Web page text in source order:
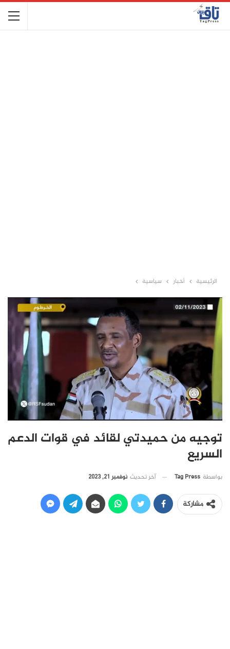
الرئيسية أخبار سياسية
توجيه من حميدتي لقائد في قوات الدعم
السريع
بواسطة Tag Press آخر تحديث نوفمبر 21, 2023
مشاركة